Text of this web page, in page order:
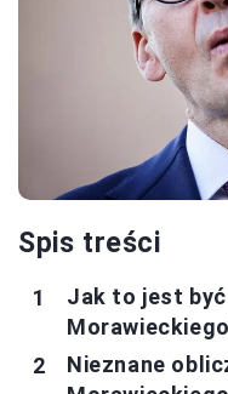
Spis treści
Jak to jest
Nieznane